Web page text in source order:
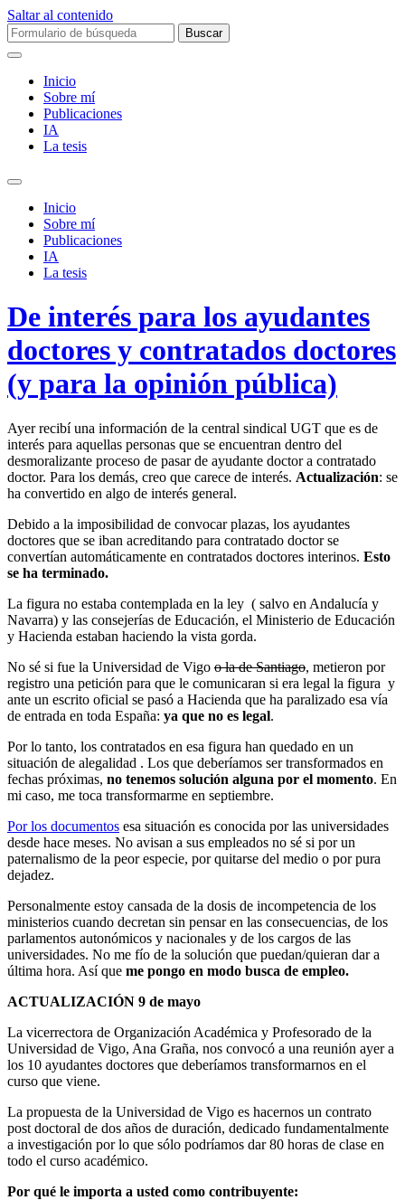
Saltar al contenido
Buscar:
Inicio
Sobre mí­
Publicaciones
IA
La tesis
Alternar
campo
búsqueda
Inicio
Sobre mí­
Publicaciones
IA
La tesis
De interés para los ayudantes
doctores y contratados doctores
(y para la opinión pública)
Ayer recibí una información de la central sindical UGT que es de
interés para aquellas personas que se encuentran dentro del
desmoralizante proceso de pasar de ayudante doctor a contratado
doctor. Para los demás, creo que carece de interés. Actualización: se
ha convertido en algo de interés general.
Debido a la imposibilidad de convocar plazas, los ayudantes
doctores que se iban acreditando para contratado doctor se
convertían automáticamente en contratados doctores interinos. Esto
se ha terminado.
La figura no estaba contemplada en la ley ( salvo en Andalucía y
Navarra) y las consejerías de Educación, el Ministerio de Educación
y Hacienda estaban haciendo la vista gorda.
No sé si fue la Universidad de Vigo o la de Santiago, metieron por
registro una petición para que le comunicaran si era legal la figura y
ante un escrito oficial se pasó a Hacienda que ha paralizado esa vía
de entrada en toda España: ya que no es legal.
Por lo tanto, los contratados en esa figura han quedado en un
situación de alegalidad . Los que deberíamos ser transformados en
fechas próximas, no tenemos solución alguna por el momento. En
mi caso, me toca transformarme en septiembre.
Por los documentos esa situación es conocida por las universidades
desde hace meses. No avisan a sus empleados no sé si por un
paternalismo de la peor especie, por quitarse del medio o por pura
dejadez.
Personalmente estoy cansada de la dosis de incompetencia de los
ministerios cuando decretan sin pensar en las consecuencias, de los
parlamentos autonómicos y nacionales y de los cargos de las
universidades. No me fío de la solución que puedan/quieran dar a
última hora. Así que me pongo en modo busca de empleo.
ACTUALIZACIÓN 9 de mayo
La vicerrectora de Organización Académica y Profesorado de la
Universidad de Vigo, Ana Graña, nos convocó a una reunión ayer a
los 10 ayudantes doctores que deberíamos transformarnos en el
curso que viene.
La propuesta de la Universidad de Vigo es hacernos un contrato
post doctoral de dos años de duración, dedicado fundamentalmente
a investigación por lo que sólo podríamos dar 80 horas de clase en
todo el curso académico.
Por qué le importa a usted como contribuyente: